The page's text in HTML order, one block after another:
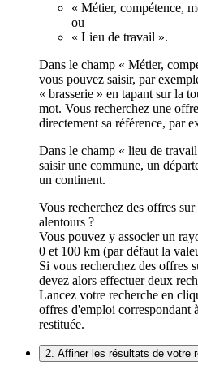
« Métier, compétence,
ou
« Lieu de travail ».
Dans le champ « Métier,
vous pouvez saisir, par
« brasserie » en tapant sur la
mot. Vous recherchez une
directement sa référence, par
Dans le champ « lieu de
saisir une commune, un
un continent.
Vous recherchez des offres
alentours ?
Vous pouvez y associer un
0 et 100 km (par défaut la
Si vous recherchez des offres
devez alors effectuer deux
Lancez votre recherche en
offres d'emploi correspondant
restituée.
2. Affiner les résultats de votre